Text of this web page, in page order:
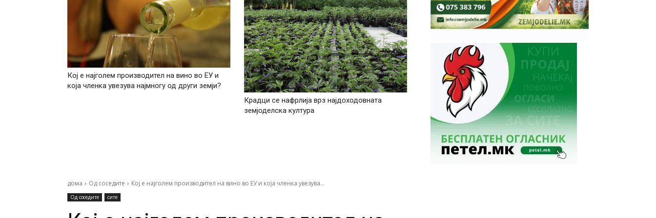
Кој е најголем производител на вино во ЕУ и
која членка увезува најмногу од други земји?
Крадци се нафрлија врз најдоходoвната
земјоделска култура